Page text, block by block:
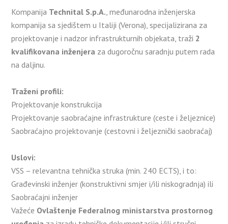
Kompanija Technital S.p.A., međunarodna inženjerska
kompanija sa sjedištem u Italiji (Verona), specijalizirana za
projektovanje i nadzor infrastrukturnih objekata, traži 2
kvalifikovana inženjera za dugoročnu saradnju putem rada
na daljinu.
Traženi profili:
Projektovanje konstrukcija
Projektovanje saobraćajne infrastrukture (ceste i željeznice)
Saobraćajno projektovanje (cestovni i željeznički saobraćaj)
Uslovi:
VSS – relevantna tehnička struka (min. 240 ECTS), i to:
Građevinski inženjer (konstruktivni smjer i/ili niskogradnja) ili
Saobraćajni inženjer
Važeće Ovlaštenje Federalnog ministarstva prostornog